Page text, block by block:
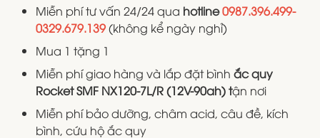
Miễn phí tư vấn 24/24 qua hotline0987.396.499-
0329.679.139(không kể ngày nghỉ)
Mua 1 tặng 1
Miễn phí giao hàng và lắp đặt bình ắc quy
Rocket SMF NX120-7L/R (12V-90ah) tận nơi
Miễn phí bảo dưỡng, châm acid, câu đề, kích
bình, cứu hộ ắc quy